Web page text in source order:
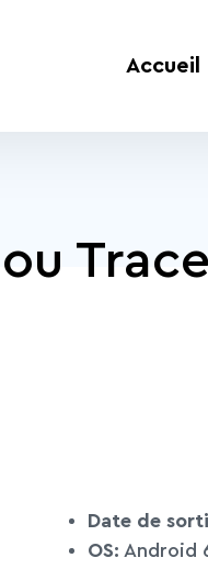
Accueil
Date de
OS: Android